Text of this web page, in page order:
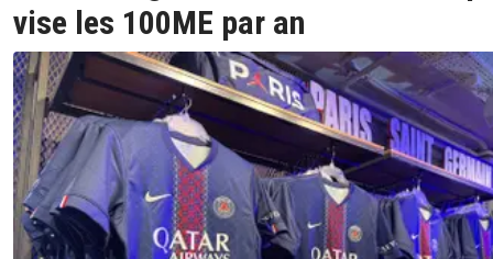
vise les 100ME par an